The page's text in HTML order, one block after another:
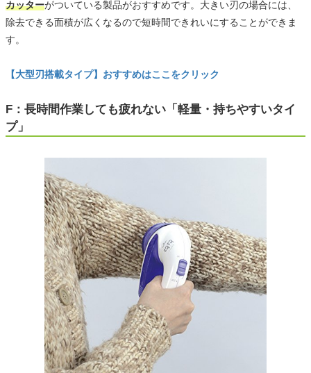
カッターがついている製品がおすすめです。大きい刃の場合には、
除去できる面積が広くなるので短時間できれいにすることができま
す。
【大型刃搭載タイプ】おすすめはここをクリック
F：長時間作業しても疲れない「軽量・持ちやすいタイ
プ」